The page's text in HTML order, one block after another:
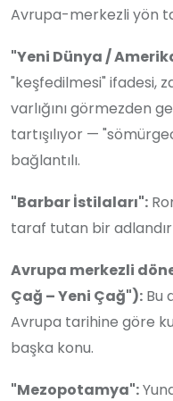
Avrupa-merkezli yön
"Yeni Dünya /
"keşfedilmesi" ifadesi,
varlığını görmezden
tartışılıyor —
bağlantılı.
"Barbar İstilaları":
taraf tutan bir
Avrupa merkezli
Çağ – Yeni Çağ"): Bu
Avrupa tarihine göre
başka konu.
"Mezopotamya":